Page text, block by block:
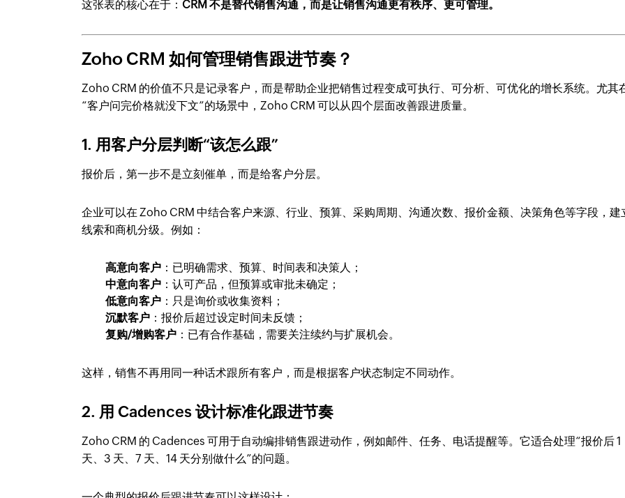
这张表的核心在于： CRM 不是替代销售沟通，而是让销售沟通更有秩序、更可管理。
Zoho CRM 如何管理销售跟进节奏？
Zoho CRM 的价值不只是记录客户，而是帮助企业把销售过程变成可执行、可分析、可优化的增长系统。尤其
“客户问完价格就没下文”的场景中，Zoho CRM 可以从四个层面改善跟进质量。
1. 用客户分层判断“该怎么跟”
报价后，第一步不是立刻催单，而是给客户分层。
企业可以在 Zoho CRM 中结合客户来源、行业、预算、采购周期、沟通次数、报价金额、决策角色等字段，建
线索和商机分级。例如：
高意向客户 ：已明确需求、预算、时间表和决策人；
中意向客户 ：认可产品，但预算或审批未确定；
低意向客户 ：只是询价或收集资料；
沉默客户 ：报价后超过设定时间未反馈；
复购/增购客户 ：已有合作基础，需要关注续约与扩展机会。
这样，销售不再用同一种话术跟所有客户，而是根据客户状态制定不同动作。
2. 用 Cadences 设计标准化跟进节奏
Zoho CRM 的 Cadences 可用于自动编排销售跟进动作，例如邮件、任务、电话提醒等。它适合处理“报价后 1
天、3 天、7 天、14 天分别做什么”的问题。